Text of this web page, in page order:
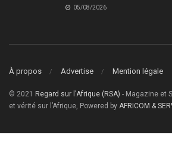
05/08/2026
À propos Advertise Mention légale
© 2021 Regard sur l'Afrique (RSA) - Magazine et
et vérité sur l’Afrique, Powered by AFRICOM &